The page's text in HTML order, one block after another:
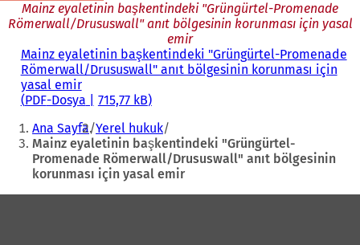
Mainz eyaletinin başkentindeki "Grüngürtel-Promenade
Römerwall/Drususwall" anıt bölgesinin korunması için yasal
emir
Mainz eyaletinin başkentindeki "Grüngürtel-Promenade
Römerwall/Drususwall" anıt bölgesinin korunması için
yasal emir
PDF-Dosya 715,77 kB
Buradasınız:
Ana Sayfa Yerel hukuk
Mainz eyaletinin başkentindeki "Grüngürtel-
Promenade Römerwall/Drususwall" anıt bölgesinin
korunması için yasal emir